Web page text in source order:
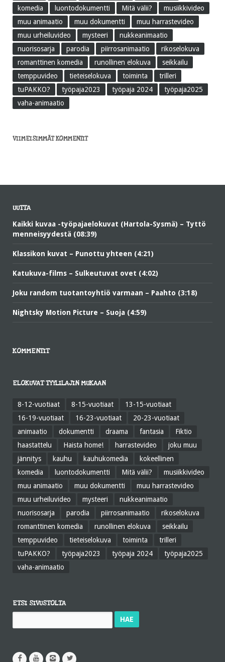
komedia
luontodokumentti Mitä välii?
musiikkivideo
muu animaatio
muu dokumentti
muu harrastevideo
muu urheiluvideo
mysteeri
nukkeanimaatio
nuorisosarja
parodia piirrosanimaatio
rikoselokuva
romanttinen komedia
runollinen elokuva
seikkailu
temppuvideo
tieteiselokuva toiminta
trilleri
tuPAKKO?
työpaja2023 työpaja 2024
työpaja2025
vaha-animaatio
VIIMEISIMMÄT KOMMENTIT
UUTTA
Kaikki kuvaa -työpajaelokuvat (Hartola-Sysmä) – Tyttö
menneisyydestä (08:39)
Klassikon kuvat – Punottu yhteen (4:21)
Katukuva-films – Sulkeutuvat ovet (4:02)
Joku random tuotantoyhtiö varmaan – Paahto (3:18)
Nightsky Motion Picture – Suoja (4:59)
KOMMENTIT
ELOKUVAT TYYLILAJIN MUKAAN
8-12-vuotiaat 8-15-vuotiaat
13-15-vuotiaat
16-19-vuotiaat
16-23-vuotiaat
20-23-vuotiaat
animaatio
dokumentti draama fantasia
Fiktio
haastattelu
Haista home! harrastevideo
joku muu
jännitys
kauhu kauhukomedia
kokeellinen
komedia
luontodokumentti Mitä välii?
musiikkivideo
muu animaatio
muu dokumentti
muu harrastevideo
muu urheiluvideo
mysteeri
nukkeanimaatio
nuorisosarja
parodia piirrosanimaatio
rikoselokuva
romanttinen komedia
runollinen elokuva
seikkailu
temppuvideo
tieteiselokuva toiminta
trilleri
tuPAKKO?
työpaja2023 työpaja 2024
työpaja2025
vaha-animaatio
ETSI SIVUSTOLTA